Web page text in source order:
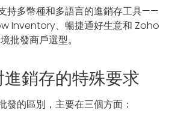
持多幣種和多語言的進銷存工具——
Inventory、暢捷通好生意和 Zoho
發商戶選型。
銷存的特殊要求
發的區別，主要在三個方面：